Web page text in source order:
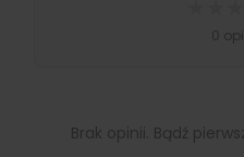
0
Brak opinii. Bądź